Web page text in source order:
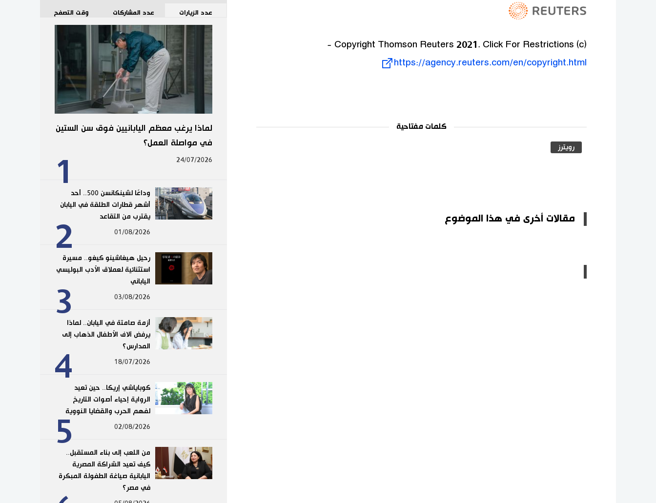
(c) Copyright Thomson Reuters 2021. Click For Restrictions -
https://agency.reuters.com/en/copyright.html
كلمات مفتاحية
رويترز
مقالات أخرى في هذا الموضوع
عدد الزيارات عدد المشاركات وقت التصفح
1
لماذا يرغب معظم اليابانيين فوق سن الستين
في مواصلة العمل؟
24/07/2026
2
وداعًا لشينكانسن 500.. أحد
أشهر قطارات الطلقة في اليابان
يقترب من التقاعد
01/08/2026
3
رحيل هيغاشينو كيغو.. مسيرة
استثنائية لعملاق الأدب البوليسي
الياباني
03/08/2026
4
أزمة صامتة في اليابان.. لماذا
يرفض آلاف الأطفال الذهاب إلى
المدارس؟
18/07/2026
5
كوباياشي إريكا.. حين تعيد
الرواية إحياء أصوات التاريخ
لفهم الحرب والقضايا النووية
02/08/2026
من اللعب إلى بناء المستقبل..
كيف تعيد الشراكة المصرية
اليابانية صياغة الطفولة المبكرة
في مصر؟